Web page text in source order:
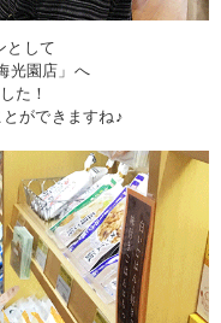
として
光園店」へ
た！
ができますね♪